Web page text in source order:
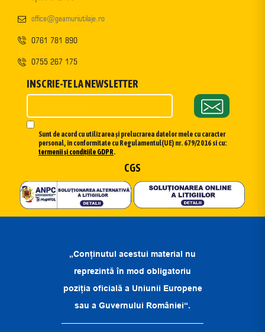
office@geamuriutilaje.ro
0761 781 890
0755 267 175
INSCRIE-TE LA NEWSLETTER
Sunt de acord cu utilizarea și prelucrarea datelor mele cu caracter
personal, în conformitate cu Regulamentul(UE) nr. 679/2016 si cu:
termenii și condițiile GDPR.
CGS
„Conținutul acestui material nu
reprezintă în mod obligatoriu
poziția oficială a Uniunii Europene
sau a Guvernului României“.